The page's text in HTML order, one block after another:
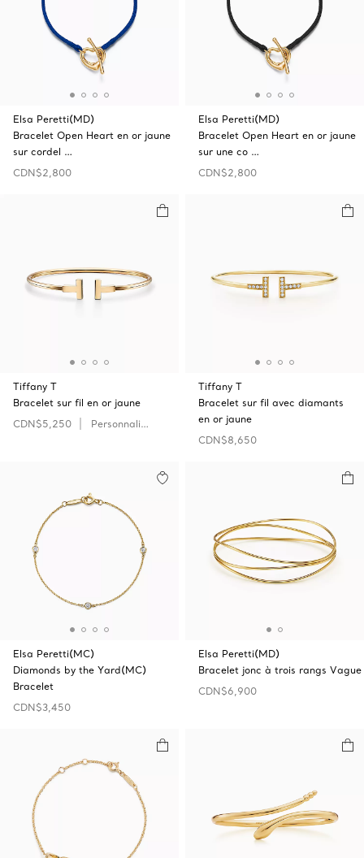
Elsa Peretti(MD)
Bracelet Open‎ Heart en or jaune
sur cordel …
CDN$2,800
Elsa Peretti(MD)
Bracelet Open‎ Heart en or jaune
sur une co …
CDN$2,800
Tiffany T
Bracelet sur fil en or jaune
CDN$5,250
Personnaliser
Tiffany T
Bracelet sur fil avec diamants
en or jaune
CDN$8,650
Elsa Peretti(MC)
Diamonds by the Yard(MC)
Bracelet
CDN$3,450
Elsa Peretti(MD)
Bracelet jonc à trois rangs Vague
CDN$6,900